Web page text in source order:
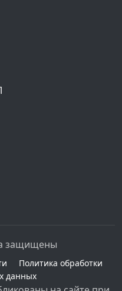
защищены
Политика обработки
данных